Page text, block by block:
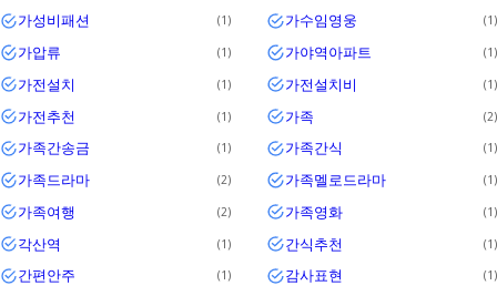
가성비패션 1 가수임영웅 1
가압류 1 가야역아파트 1
가전설치 1 가전설치비 1
가전추천 1 가족 2
가족간송금 1 가족간식 1
가족드라마 2 가족멜로드라마 1
가족여행 2 가족영화 1
각산역 1 간식추천 1
간편안주 1 감사표현 1